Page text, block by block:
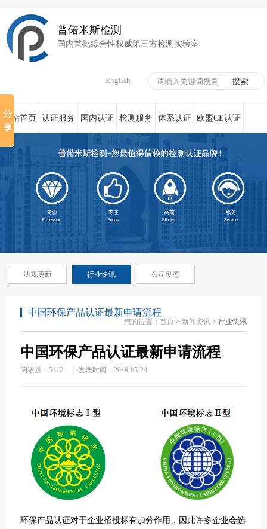
普偌米斯检测
国内首批综合性权威第三方检测实验室
English
网站首页 认证服务 国内认证 检测服务 体系认证 欧盟CE认证
荣誉资质 在线服务 新闻资讯 关于我们
法规更新 行业快讯 公司动态
中国环保产品认证最新申请流程
您的位置：首页 > 新闻资讯 > 行业快讯
中国环保产品认证最新申请流程
阅读量： 5412 发表时间：2019-05-24
环保产品认证对于企业招投标有加分作用，因此许多企业会选